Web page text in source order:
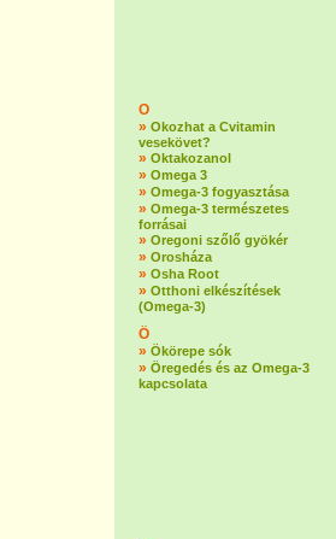
O
» Okozhat a Cvitamin
vesekövet?
» Oktakozanol
» Omega 3
» Omega-3 fogyasztása
» Omega-3 természetes
forrásai
» Oregoni szőlő gyökér
» Orosháza
» Osha Root
» Otthoni elkészítések
(Omega-3)
Ö
» Ökörepe sók
» Öregedés és az Omega-3
kapcsolata